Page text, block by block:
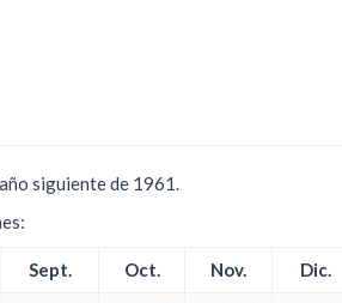
siguiente de 1961.
Sept. Oct. Nov. Dic.